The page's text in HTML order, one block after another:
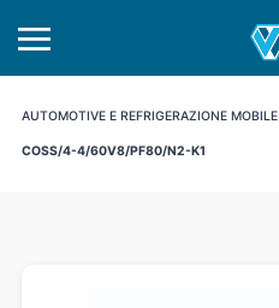
AUTOMOTIVE E REFRIGERAZIONE MOBILE
COSS/4-4/60V8/PF80/N2-K1